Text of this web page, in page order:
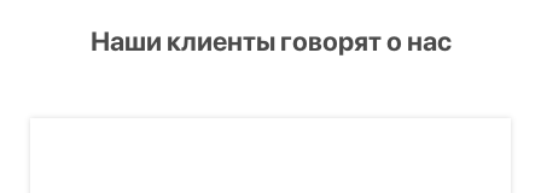
Наши клиенты говорят о нас